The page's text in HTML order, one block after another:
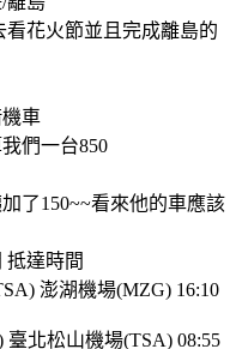
花火節並且完成離島的
車
們一台850
了150~~看來他的車應該
抵達時間
澎湖機場(MZG) 16:10
臺北松山機場(TSA) 08:55